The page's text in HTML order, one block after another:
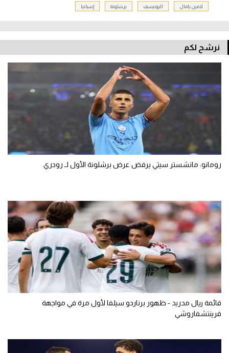
لامين يامال اليونيسف برشلونة إسبانيا
نرشح لكم
رومانو: مانشستر سيتي يرفض عرض برشلونة الأول لـ رودري
قائمة ريال مدريد - ظهور برناردو سيلفا لأول مرة في مواجهة
فرينتشفاروشي